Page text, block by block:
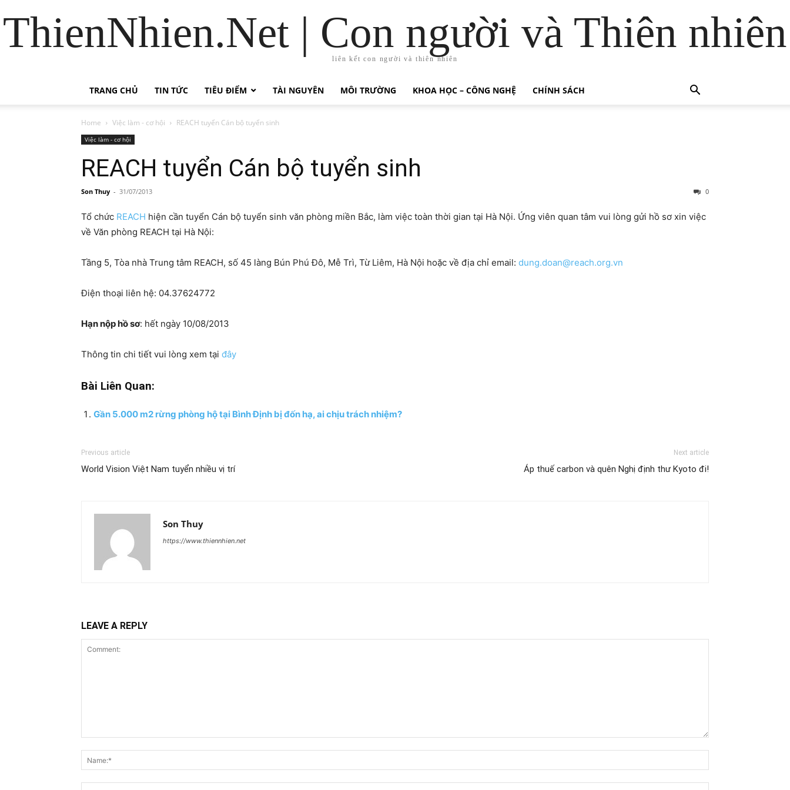
ThienNhien.Net | Con người và Thiên nhiên
liên kết con người và thiên nhiên
TRANG CHỦ TIN TỨC TIÊU ĐIỂM TÀI NGUYÊN MÔI TRƯỜNG KHOA HỌC – CÔNG NGHỆ CHÍNH SÁCH
Home Việc làm - cơ hội REACH tuyển Cán bộ tuyển sinh
Việc làm - cơ hội
REACH tuyển Cán bộ tuyển sinh
Son Thuy - 31/07/2013 0
Tổ chức REACH hiện cần tuyển Cán bộ tuyển sinh văn phòng miền Bắc, làm việc toàn thời gian tại Hà Nội. Ứng viên quan tâm vui lòng gửi hồ sơ xin việc
về Văn phòng REACH tại Hà Nội:
Tầng 5, Tòa nhà Trung tâm REACH, số 45 làng Bún Phú Đô, Mễ Trì, Từ Liêm, Hà Nội hoặc về địa chỉ email: dung.doan@reach.org.vn
Điện thoại liên hệ: 04.37624772
Hạn nộp hồ sơ: hết ngày 10/08/2013
Thông tin chi tiết vui lòng xem tại đây
Bài Liên Quan:
Gần 5.000 m2 rừng phòng hộ tại Bình Định bị đốn hạ, ai chịu trách nhiệm?
Previous article
World Vision Việt Nam tuyển nhiều vị trí
Next article
Áp thuế carbon và quên Nghị định thư Kyoto đi!
Son Thuy
https://www.thiennhien.net
LEAVE A REPLY